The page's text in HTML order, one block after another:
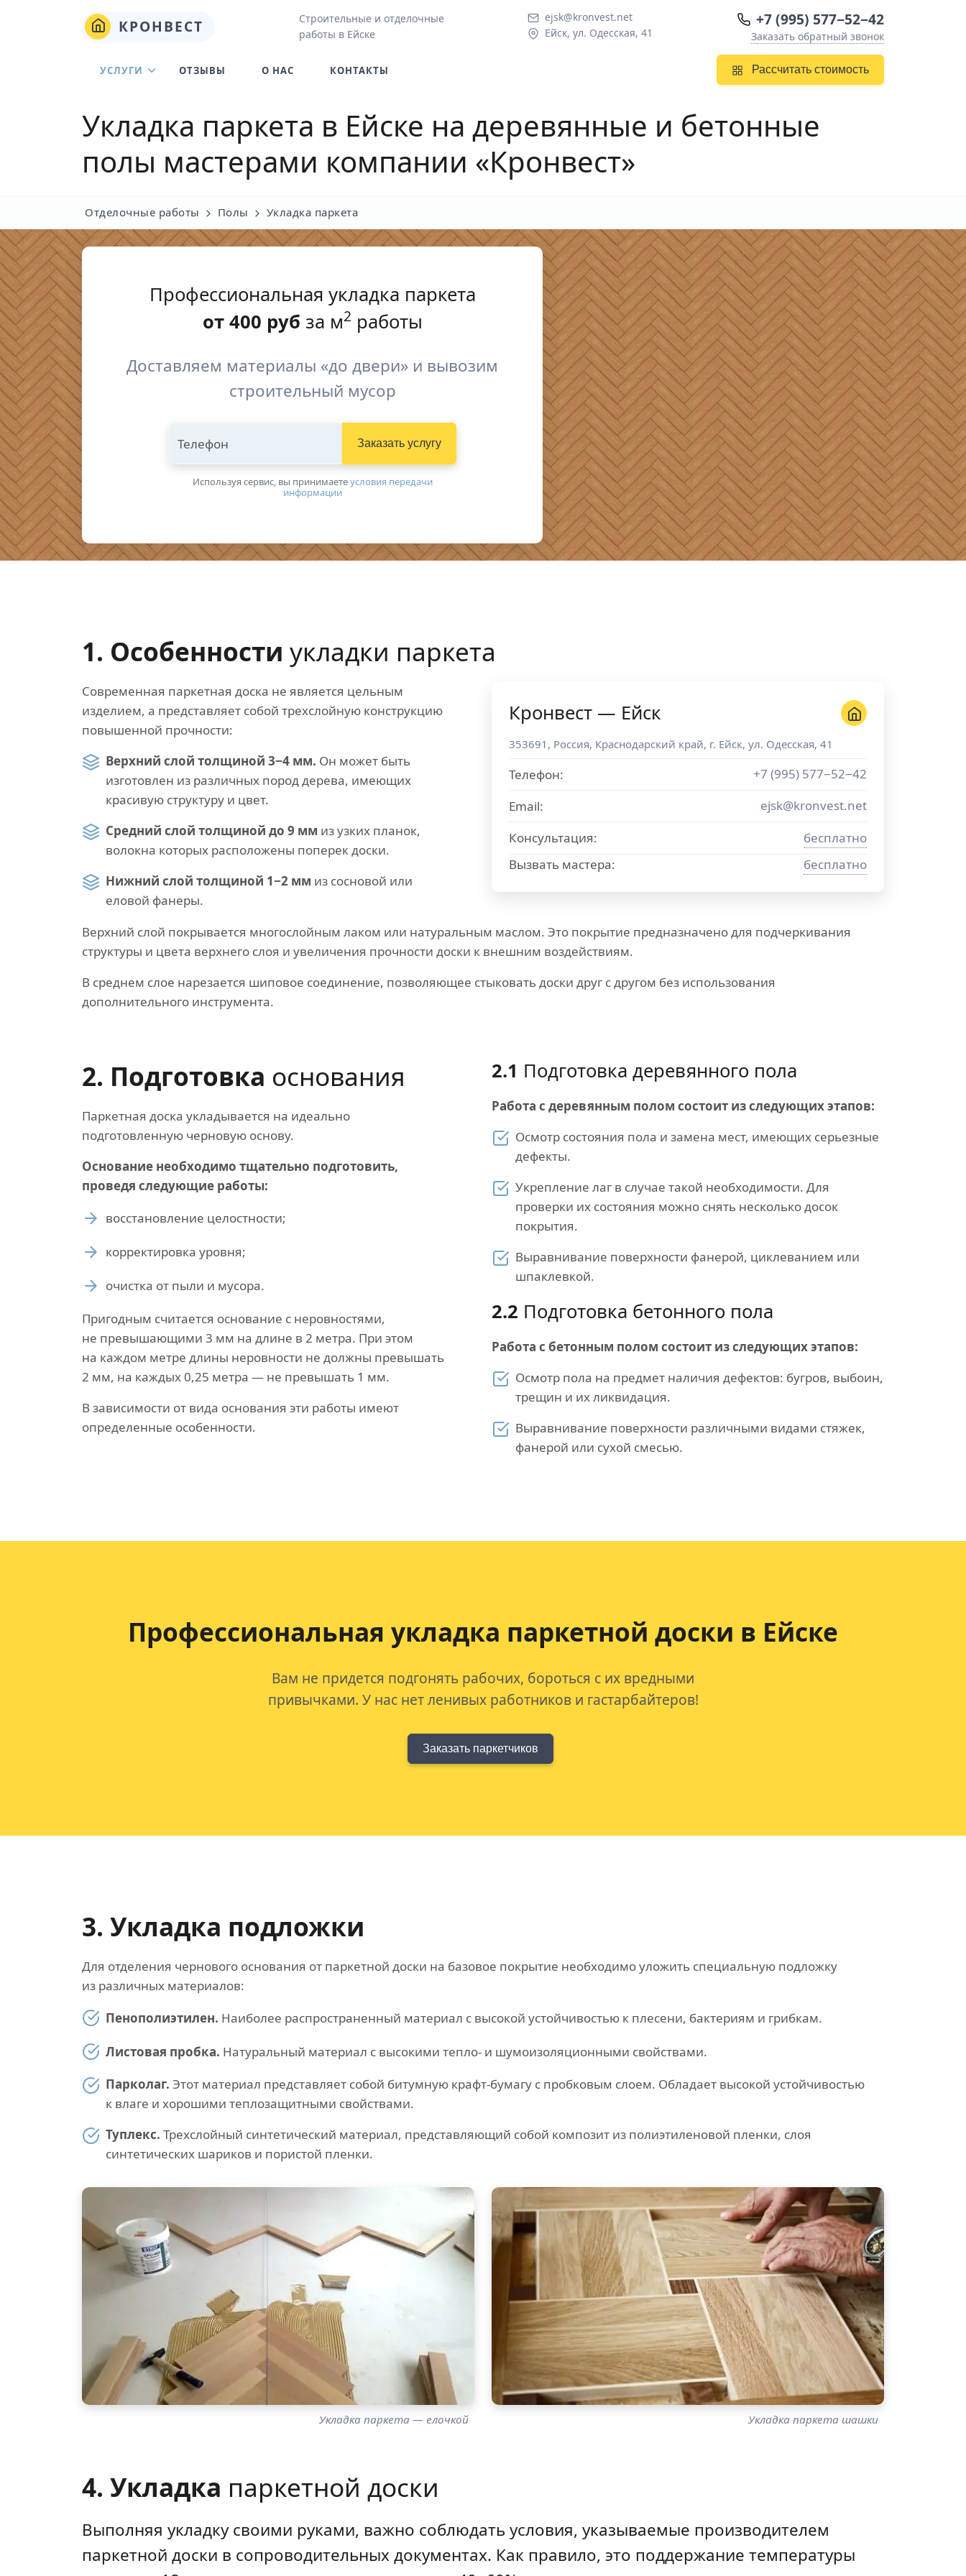
КРОНВЕСТ
Строительные и отделочные
работы в Ейске
ejsk@kronvest.net
Ейск, ул. Одесская, 41
+7 (995) 577−52−42
Заказать обратный звонок
Рассчитать стоимость
УСЛУГИ ОТЗЫВЫ О НАС КОНТАКТЫ
Укладка паркета в Ейске на деревянные и бетонные
полы мастерами компании «Кронвест»
Отделочные работы Полы Укладка паркета
Профессиональная укладка паркета
от 400 руб за м2 работы
Доставляем материалы «до двери» и вывозим
строительный мусор
Телефон Заказать услугу
Используя сервис, вы принимаетeусловия передачи
информации
1. Особенности укладки паркета
Современная паркетная доска не является цельным
изделием, а представляет собой трехслойную конструкцию
повышенной прочности:
Верхний слой толщиной 3−4 мм. Он может быть
изготовлен из различных пород дерева, имеющих
красивую структуру и цвет.
Средний слой толщиной до 9 мм из узких планок,
волокна которых расположены поперек доски.
Нижний слой толщиной 1−2 мм из сосновой или
еловой фанеры.
Кронвест — Ейск
353691 , Россия, Краснодарский край, г. Ейск, ул. Одесская, 41
Телефон:
+7 (995) 577−52−42
Email:
ejsk@kronvest.net
Консультация:
бесплатно
Вызвать мастера:
бесплатно
Верхний слой покрывается многослойным лаком или натуральным маслом. Это покрытие предназначено для подчеркивания
структуры и цвета верхнего слоя и увеличения прочности доски к внешним воздействиям.
В среднем слое нарезается шиповое соединение, позволяющее стыковать доски друг с другом без использования
дополнительного инструмента.
2. Подготовка основания
Паркетная доска укладывается на идеально
подготовленную черновую основу.
Основание необходимо тщательно подготовить,
проведя следующие работы:
восстановление целостности;
корректировка уровня;
очистка от пыли и мусора.
Пригодным считается основание с неровностями,
не превышающими 3 мм на длине в 2 метра. При этом
на каждом метре длины неровности не должны превышать
2 мм, на каждых 0,25 метра — не превышать 1 мм.
В зависимости от вида основания эти работы имеют
определенные особенности.
2.1 Подготовка деревянного пола
Работа с деревянным полом состоит из следующих этапов:
Осмотр состояния пола и замена мест, имеющих серьезные
дефекты.
Укрепление лаг в случае такой необходимости. Для
проверки их состояния можно снять несколько досок
покрытия.
Выравнивание поверхности фанерой, циклеванием или
шпаклевкой.
2.2 Подготовка бетонного пола
Работа с бетонным полом состоит из следующих этапов:
Осмотр пола на предмет наличия дефектов: бугров, выбоин,
трещин и их ликвидация.
Выравнивание поверхности различными видами стяжек,
фанерой или сухой смесью.
Профессиональная укладка паркетной доски в Ейске
Вам не придется подгонять рабочих, бороться с их вредными
привычками. У нас нет ленивых работников и гастарбайтеров!
Заказать паркетчиков
3. Укладка подложки
Для отделения чернового основания от паркетной доски на базовое покрытие необходимо уложить специальную подложку
из различных материалов:
Пенополиэтилен. Наиболее распространенный материал с высокой устойчивостью к плесени, бактериям и грибкам.
Листовая пробка. Натуральный материал с высокими тепло- и шумоизоляционными свойствами.
Парколаг. Этот материал представляет собой битумную крафт-бумагу с пробковым слоем. Обладает высокой устойчивостью
к влаге и хорошими теплозащитными свойствами.
Туплекс. Трехслойный синтетический материал, представляющий собой композит из полиэтиленовой пленки, слоя
синтетических шариков и пористой пленки.
Укладка паркета — елочкой Укладка паркета шашки
4. Укладка паркетной доски
Выполняя укладку своими руками, важно соблюдать условия, указываемые производителем
паркетной доски в сопроводительных документах. Как правило, это поддержание температуры